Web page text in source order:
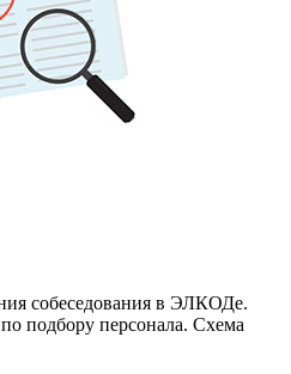
собеседования в ЭЛКОДе.
подбору персонала. Схема